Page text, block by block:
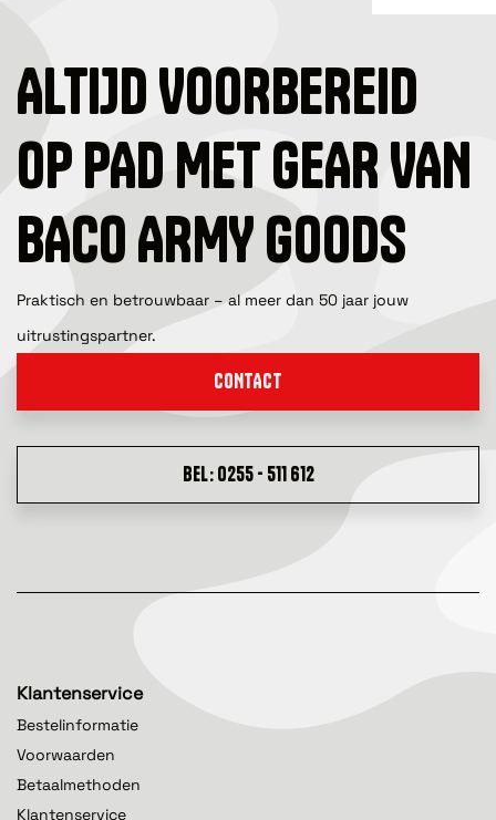
ALTIJD VOORBEREID
OP PAD MET GEAR VAN
BACO ARMY GOODS
Praktisch en betrouwbaar – al meer dan 50 jaar jouw
uitrustingspartner.
CONTACT
BEL: 0255 - 511 612
Klantenservice
Bestelinformatie
Voorwaarden
Betaalmethoden
Klantenservice